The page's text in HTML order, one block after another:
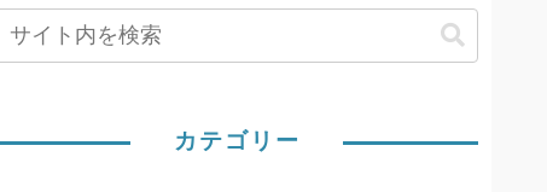
カテゴリー